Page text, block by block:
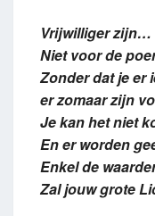
Vrijwilliger zijn…
Niet voor de
Zonder dat je er
er zomaar zijn
Je kan het niet
En er worden
Enkel de
Zal jouw grote